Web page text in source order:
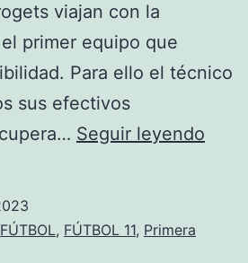
viajan con la
primer equipo que
Para ello el técnico
sus efectivos
Seguir leyendo
FÚTBOL, FÚTBOL 11, Primera